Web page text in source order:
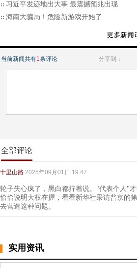
习近平发迹地出大事 最震撼预兆出现
海南大骗局！危险新游戏开始了
当前新闻共有1条评论 分享到：
全部评论
十里山路 2025年09月01日 19:47
轮子失心疯了，黑白都拧着说。"代表个人"
恰恰说明大权在握，看看新华社采访普京的
去营造这种问题。
实用资讯